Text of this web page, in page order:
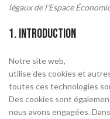
légaux de l’Espace
1. Introduction
Notre site web,
utilise des cookies et
toutes ces technologies
Des cookies sont
nous avons engagées.